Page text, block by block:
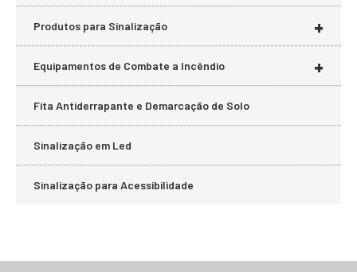
+
Produtos para Sinalização
+
Equipamentos de Combate a Incêndio
Fita Antiderrapante e Demarcação de Solo
Sinalização em Led
Sinalização para Acessibilidade